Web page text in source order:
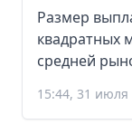
Размер
квадратных
средней
15:44, 31 июля